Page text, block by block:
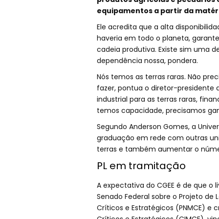
equipamentos a partir da
Ele acredita que a alta
haveria em todo o planeta,
cadeia produtiva. Existe sim uma
dependência nossa, pondera.
Nós temos as terras raras. Não
fazer, pontua o diretor-presidente
industrial para as terras raras,
temos capacidade, precisamos
Segundo Anderson Gomes, a
graduação em rede com outras
terras e também aumentar o
PL em tramitação
A expectativa do CGEE é de que
Senado Federal sobre o Projeto de
Críticos e Estratégicos (PNMCE) e